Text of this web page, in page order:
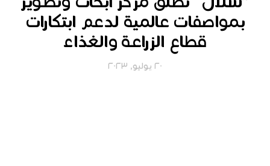
بمواصفات عالمية لدعم ابتكارات
قطاع الزراعة والغذاء
٢٠ يوليو, ٢٠٢٣